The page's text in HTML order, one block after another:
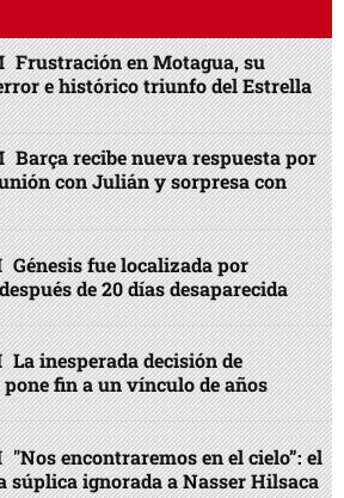
Frustración en Motagua, su
e histórico triunfo del Estrella
Barça recibe nueva respuesta por
con Julián y sorpresa con
Génesis fue localizada por
de 20 días desaparecida
La inesperada decisión de
fin a un vínculo de años
"Nos encontraremos en el cielo”: el
súplica ignorada a Nasser Hilsaca